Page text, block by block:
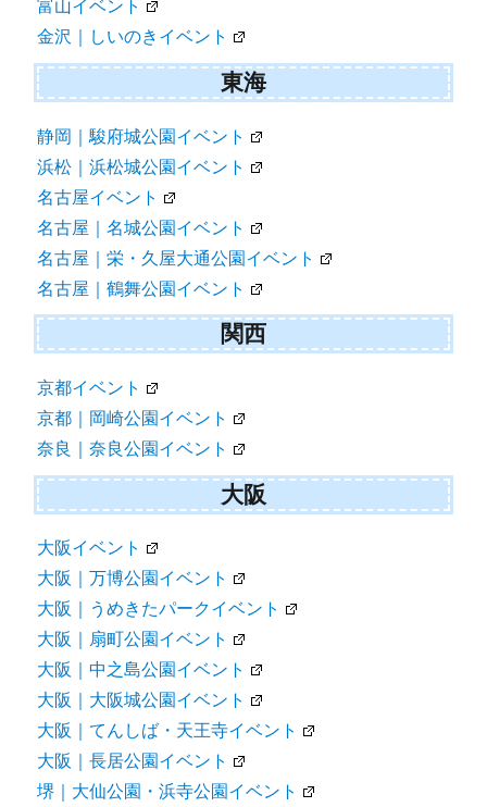
富山イベント
金沢｜しいのきイベント
東海
静岡｜駿府城公園イベント
浜松｜浜松城公園イベント
名古屋イベント
名古屋｜名城公園イベント
名古屋｜栄・久屋大通公園イベント
名古屋｜鶴舞公園イベント
関西
京都イベント
京都｜岡崎公園イベント
奈良｜奈良公園イベント
大阪
大阪イベント
大阪｜万博公園イベント
大阪｜うめきたパークイベント
大阪｜扇町公園イベント
大阪｜中之島公園イベント
大阪｜大阪城公園イベント
大阪｜てんしば・天王寺イベント
大阪｜長居公園イベント
堺｜大仙公園・浜寺公園イベント